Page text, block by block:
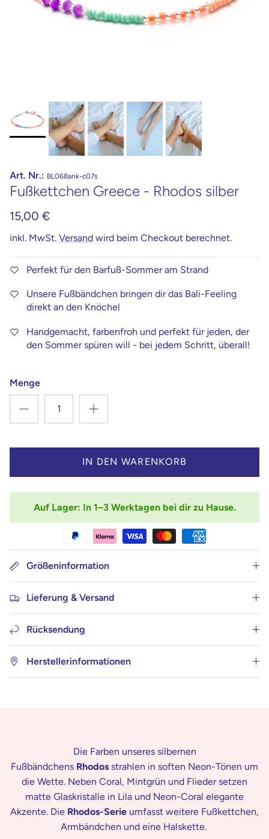
Art. Nr.: BL068ank-c07s
Fußkettchen Greece - Rhodos silber
15,00 €
inkl. MwSt. Versand wird beim Checkout berechnet.
Perfekt für den Barfuß-Sommer am Strand
Unsere Fußbändchen bringen dir das Bali-Feeling
direkt an den Knöchel
Handgemacht, farbenfroh und perfekt für jeden, der
den Sommer spüren will - bei jedem Schritt, überall!
Menge
IN DEN WARENKORB
Auf Lager: In 1–3 Werktagen bei dir zu Hause.
Größeninformation
Lieferung & Versand
Rücksendung
Herstellerinformationen
Die Farben unseres silbernen
Fußbändchens Rhodos strahlen in soften Neon-Tönen um
die Wette. Neben Coral, Mintgrün und Flieder setzen
matte Glaskristalle in Lila und Neon-Coral elegante
Akzente. Die Rhodos-Serie umfasst weitere Fußkettchen,
Armbändchen und eine Halskette.